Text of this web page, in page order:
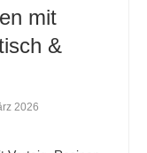
mit
&
2026